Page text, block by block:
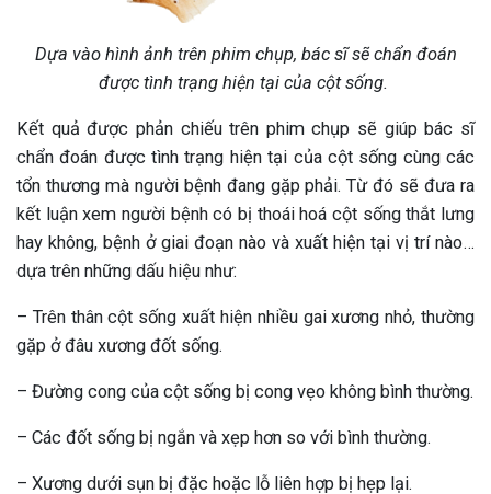
Dựa vào hình ảnh trên phim chụp, bác sĩ sẽ chẩn đoán
được tình trạng hiện tại của cột sống.
Kết quả được phản chiếu trên phim chụp sẽ giúp bác sĩ
chẩn đoán được tình trạng hiện tại của cột sống cùng các
tổn thương mà người bệnh đang gặp phải. Từ đó sẽ đưa ra
kết luận xem người bệnh có bị thoái hoá cột sống thắt lưng
hay không, bệnh ở giai đoạn nào và xuất hiện tại vị trí nào…
dựa trên những dấu hiệu như:
– Trên thân cột sống xuất hiện nhiều gai xương nhỏ, thường
gặp ở đâu xương đốt sống.
– Đường cong của cột sống bị cong vẹo không bình thường.
– Các đốt sống bị ngắn và xẹp hơn so với bình thường.
– Xương dưới sụn bị đặc hoặc lỗ liên hợp bị hẹp lại.